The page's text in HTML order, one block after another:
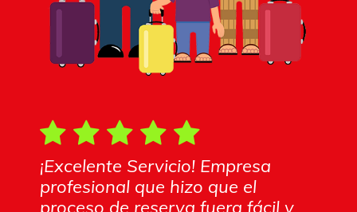
¡Excelente Servicio! Empresa
profesional que hizo que el
proceso de reserva fuera fácil y